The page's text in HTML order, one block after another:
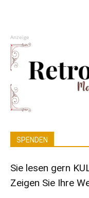
Anzeige
SPENDEN
Sie lesen gern
Zeigen Sie Ihre